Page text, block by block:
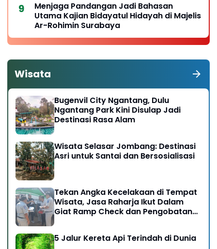
Menjaga Pandangan Jadi Bahasan
Utama Kajian Bidayatul Hidayah di Majelis
Ar-Rohimin Surabaya
Wisata
Bugenvil City Ngantang, Dulu
Ngantang Park Kini Disulap Jadi
Destinasi Rasa Alam
Wisata Selasar Jombang: Destinasi
Asri untuk Santai dan Bersosialisasi
Tekan Angka Kecelakaan di Tempat
Wisata, Jasa Raharja Ikut Dalam
Giat Ramp Check dan Pengobatan
5 Jalur Kereta Api Terindah di Dunia